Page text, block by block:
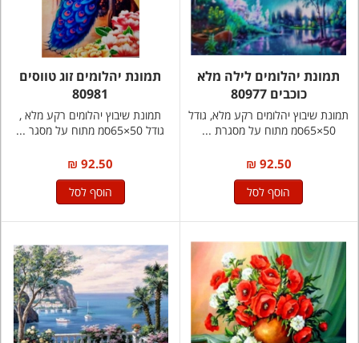
תמונת יהלומים לילה מלא
כוכבים 80977
תמונת שיבוץ יהלומים רקע מלא, גודל
50×65סמ מתוח על מסגרת ...
92.50 ₪
הוסף לסל
תמונת יהלומים זוג טווסים
80981
תמונת שיבוץ יהלומים רקע מלא ,
גודל 50×65סמ מתוח על מסגר ...
92.50 ₪
הוסף לסל